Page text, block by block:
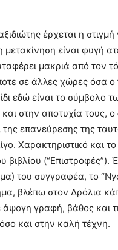
έρχεται η
είναι φυγή
μακριά από τον
σε άλλες χώρες όσα ο
εδώ είναι το σύμβολο
στην αποτυχία τους,
επανεύρεσης της
Χαρακτηριστικό και
βιβλίου
του συγγραφέα, το
βλέπω στον Δρόλια
άψογη γραφή, βάθος
και στην καλή τέχνη.